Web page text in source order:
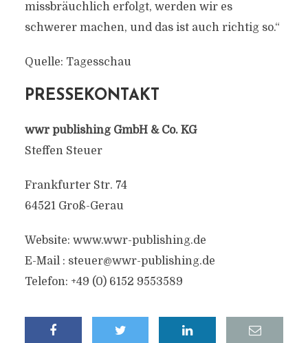
missbräuchlich erfolgt, werden wir es
schwerer machen, und das ist auch richtig so.“
Quelle: Tagesschau
PRESSEKONTAKT
wwr publishing GmbH & Co. KG
Steffen Steuer
Frankfurter Str. 74
64521 Groß-Gerau
Website: www.wwr-publishing.de
E-Mail : steuer@wwr-publishing.de
Telefon: +49 (0) 6152 9553589